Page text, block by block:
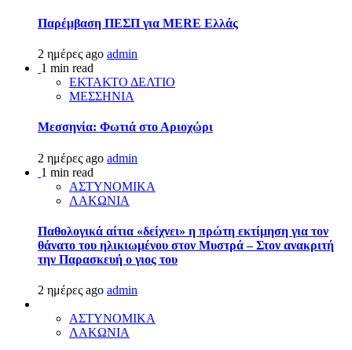
Παρέμβαση ΠΕΣΠ για MERE Ελλάς
2 ημέρες ago admin
1 min read
ΕΚΤΑΚΤΟ ΔΕΛΤΙΟ
ΜΕΣΣΗΝΙΑ
Μεσσηνία: Φωτιά στο Αριοχώρι
2 ημέρες ago admin
1 min read
ΑΣΤΥΝΟΜΙΚΑ
ΛΑΚΩΝΙΑ
Παθολογικά αίτια «δείχνει» η πρώτη εκτίμηση για τον
θάνατο του ηλικιωμένου στον Μυστρά – Στον ανακριτή
την Παρασκευή ο γιος του
2 ημέρες ago admin
ΑΣΤΥΝΟΜΙΚΑ
ΛΑΚΩΝΙΑ